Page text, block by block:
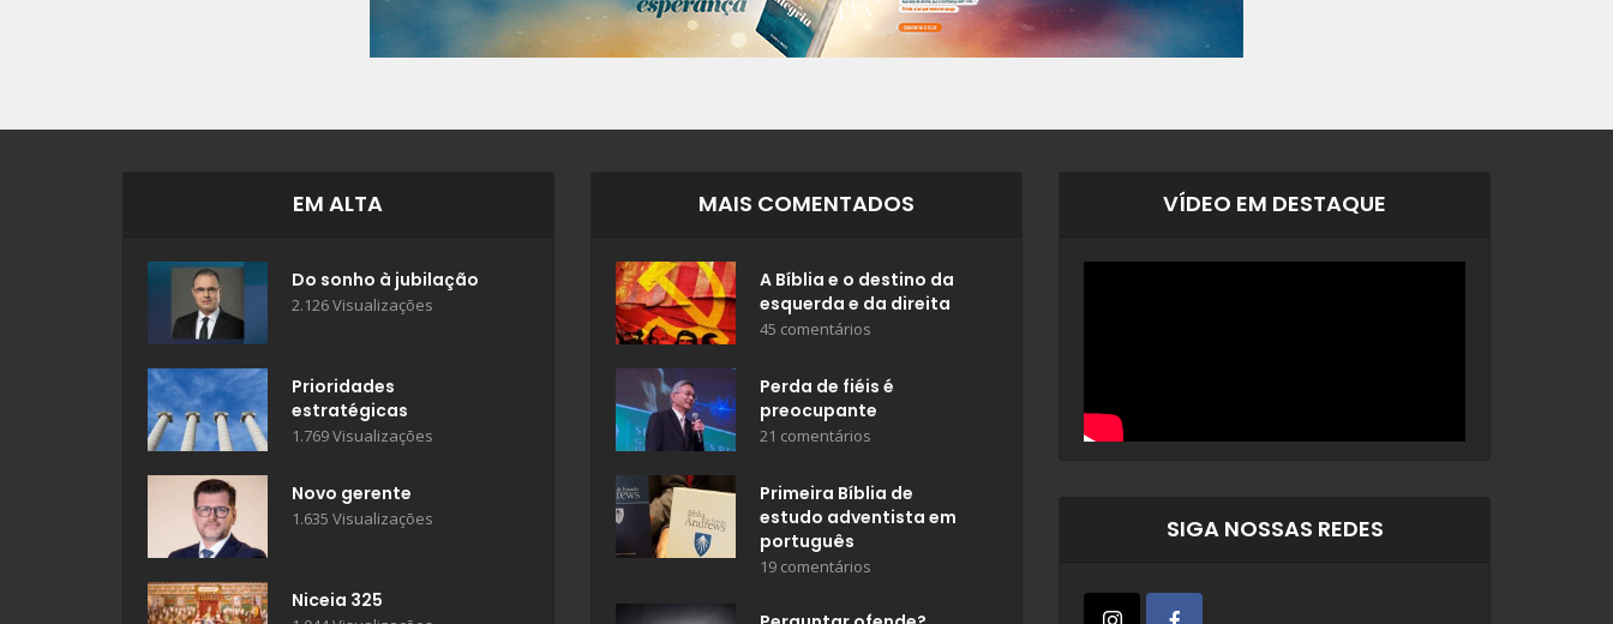
EM ALTA
Do sonho à jubilação
2.126 Visualizações
Prioridades
estratégicas
1.769 Visualizações
Novo gerente
1.635 Visualizações
Niceia 325
MAIS COMENTADOS
A Bíblia e o destino da
esquerda e da direita
45 comentários
Perda de fiéis é
preocupante
21 comentários
Primeira Bíblia de
estudo adventista em
português
19 comentários
VÍDEO EM DESTAQUE
SIGA NOSSAS REDES